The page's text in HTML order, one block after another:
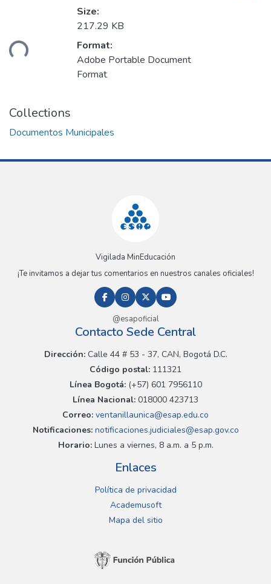
Size:
217.29 KB
Format:
Adobe Portable Document
Format
Collections
Documentos Municipales
Vigilada MinEducación
¡Te invitamos a dejar tus comentarios en nuestros canales oficiales!
@esapoficial
Contacto Sede Central
Dirección:Calle 44 # 53 - 37, CAN, Bogotá D.C.
Código postal: 111321
Línea Bogotá:(+57) 601 7956110
Línea Nacional: 018000 423713
Correo: ventanillaunica@esap.edu.co
Notificaciones:notificaciones.judiciales@esap.gov.co
Horario:Lunes a viernes, 8 a.m. a 5 p.m.
Enlaces
Política de privacidad
Academusoft
Mapa del sitio